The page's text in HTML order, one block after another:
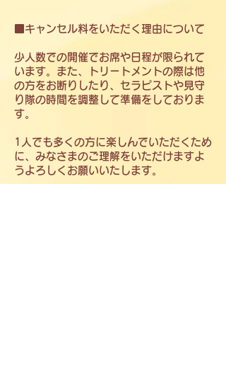
■キャンセル料をいただく理由について
​少人数での開催でお席や日程が限られて
います。また、トリートメントの際は他
の方をお断りしたり、セラピストや見守
り隊の時間を調整して準備をしておりま
す。
1人でも多くの方に楽しんでいただくため
に、みなさまのご理解をいただけますよ
うよろしくお願いいたします。